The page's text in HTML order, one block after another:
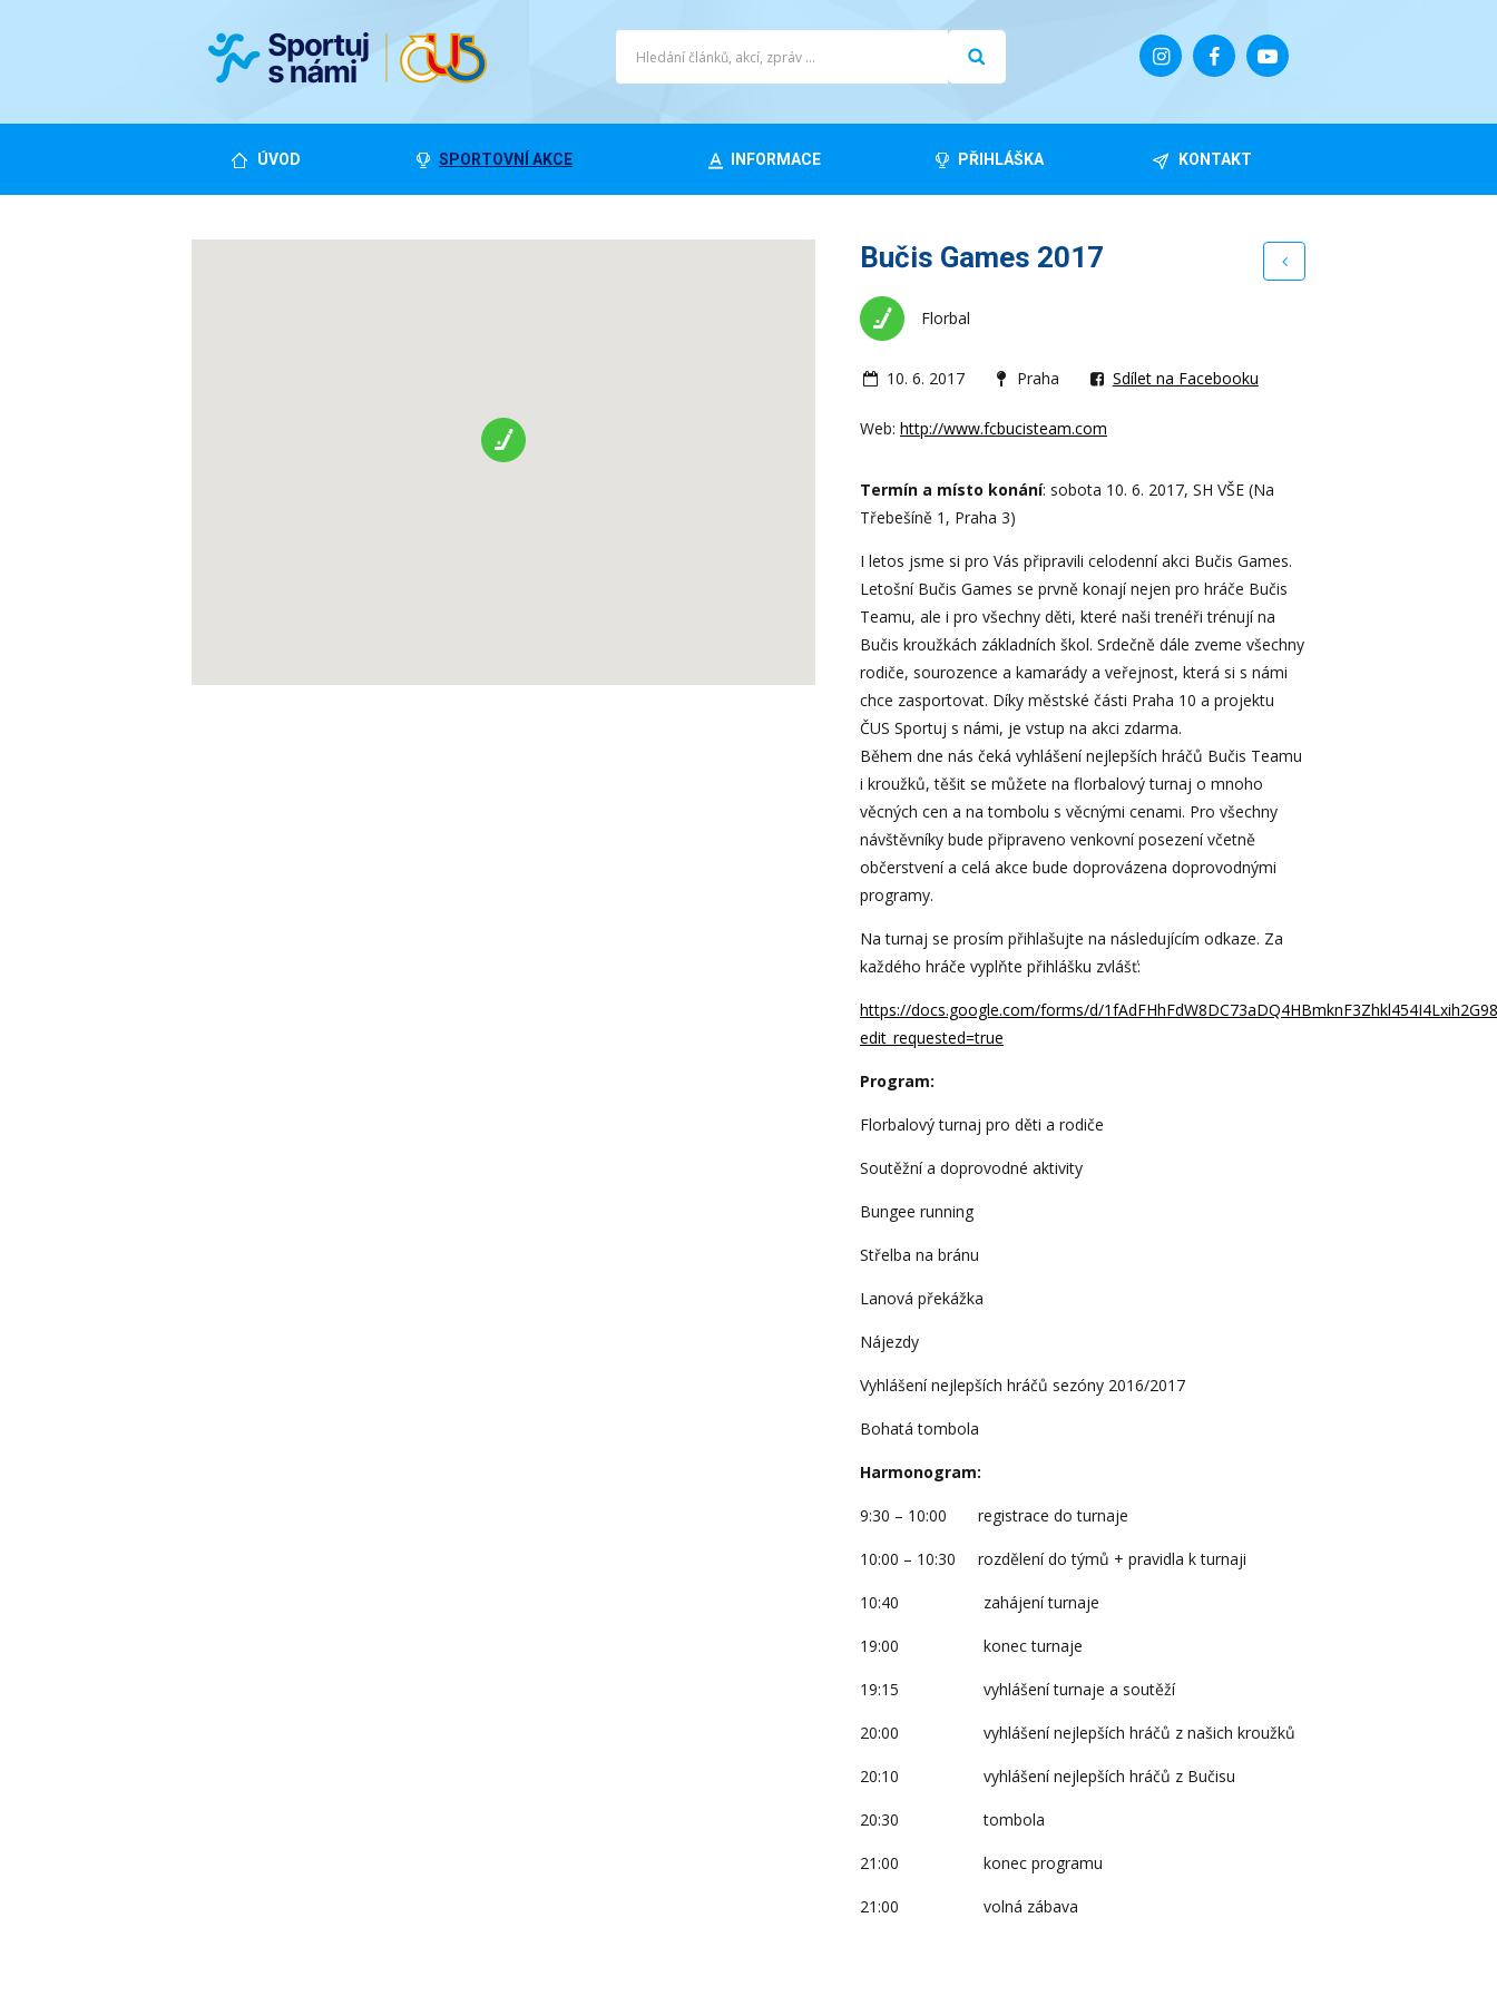
ÚVOD SPORTOVNÍ AKCE INFORMACE PŘIHLÁŠKA KONTAKT
Bučis Games 2017
Florbal
10. 6. 2017 Praha Sdílet na Facebooku
Web: http://www.fcbucisteam.com
Termín a místo konání: sobota 10. 6. 2017, SH VŠE (Na
Třebešíně 1, Praha 3)
I letos jsme si pro Vás připravili celodenní akci Bučis Games.
Letošní Bučis Games se prvně konají nejen pro hráče Bučis
Teamu, ale i pro všechny děti, které naši trenéři trénují na
Bučis kroužkách základních škol. Srdečně dále zveme všechny
rodiče, sourozence a kamarády a veřejnost, která si s námi
chce zasportovat. Díky městské části Praha 10 a projektu
ČUS Sportuj s námi, je vstup na akci zdarma.
Během dne nás čeká vyhlášení nejlepších hráčů Bučis Teamu
i kroužků, těšit se můžete na florbalový turnaj o mnoho
věcných cen a na tombolu s věcnými cenami. Pro všechny
návštěvníky bude připraveno venkovní posezení včetně
občerstvení a celá akce bude doprovázena doprovodnými
programy.
Na turnaj se prosím přihlašujte na následujícím odkaze. Za
každého hráče vyplňte přihlášku zvlášť:
https://docs.google.com/forms/d/
edit_requested=true
Program:
Florbalový turnaj pro děti a rodiče
Soutěžní a doprovodné aktivity
Bungee running
Střelba na bránu
Lanová překážka
Nájezdy
Vyhlášení nejlepších hráčů sezóny 2016/2017
Bohatá tombola
Harmonogram:
9:30 – 10:00 registrace do turnaje
10:00 – 10:30 rozdělení do týmů + pravidla k turnaji
10:40 zahájení turnaje
19:00 konec turnaje
19:15 vyhlášení turnaje a soutěží
20:00 vyhlášení nejlepších hráčů z našich kroužků
20:10 vyhlášení nejlepších hráčů z Bučisu
20:30 tombola
21:00 konec programu
21:00 volná zábava